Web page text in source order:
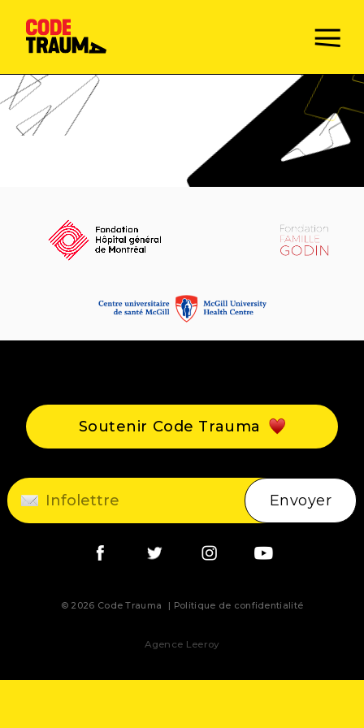
Activités
Blogue
Contact
Champions de la prévention
Envoyer
Soutenir Code Trauma
© 2026 Code Trauma Politique de confidentialité
Agence Leeroy